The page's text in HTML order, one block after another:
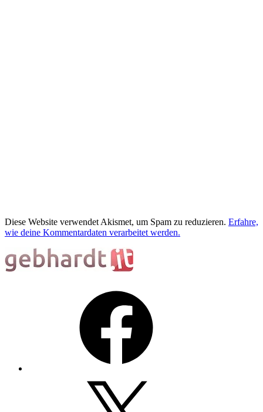
Diese Website verwendet Akismet, um Spam zu reduzieren. Erfahre,
wie deine Kommentardaten verarbeitet werden.